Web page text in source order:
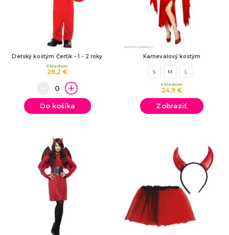
Detský kostým Čertík - 1 - 2 roky
26,2 €
Skladom
Do košíka
Karnevalový kostým
S M L
24,9 €
Skladom
Zobraziť